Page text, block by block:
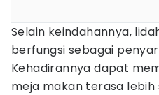
Selain keindahannya,
berfungsi sebagai
Kehadirannya dapat
meja makan terasa lebih